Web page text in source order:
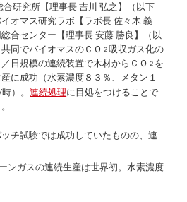
研究所【理事長 吉川 弘之】（以下
オマス研究ラボ【ラボ長 佐々木 義
合センター【理事長 安藤 勝良】（以
同でバイオマスのＣＯ ２ 吸収ガス化の
日規模の連続装置で木材からＣＯ ２ を
に成功（水素濃度８３％、メタン１
/時）。連続処理に目処をつけることで
チ試験では成功していたものの、連
ンガスの連続生産は世界初。水素濃度